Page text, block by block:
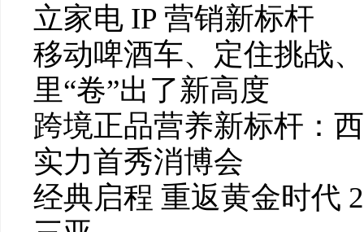
立家电 IP 营销新标杆
移动啤酒车、定住挑战
里“卷”出了新高度
跨境正品营养新标杆：
实力首秀消博会
经典启程 重返黄金时代